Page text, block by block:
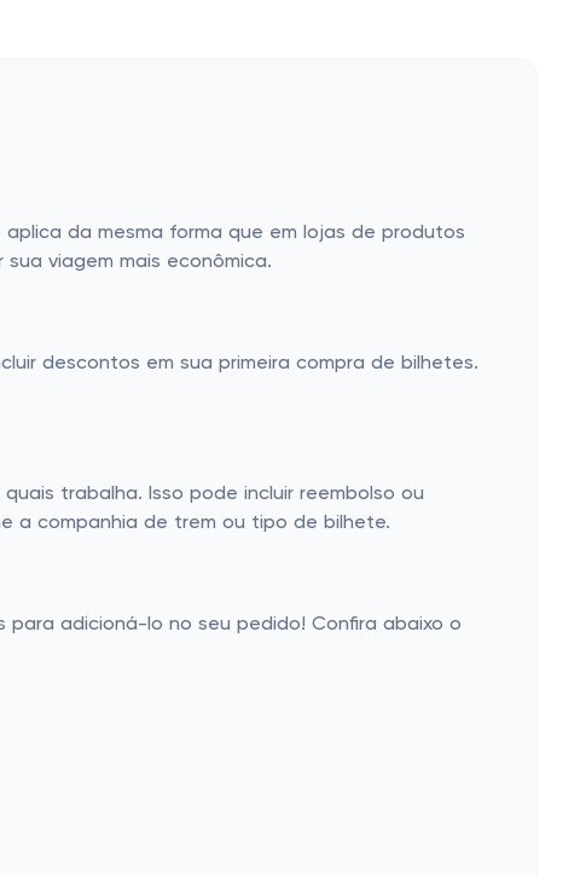
da mesma forma que em lojas de produtos
viagem mais econômica.
descontos em sua primeira compra de bilhetes.
trabalha. Isso pode incluir reembolso ou
a companhia de trem ou tipo de bilhete.
para adicioná-lo no seu pedido! Confira abaixo o